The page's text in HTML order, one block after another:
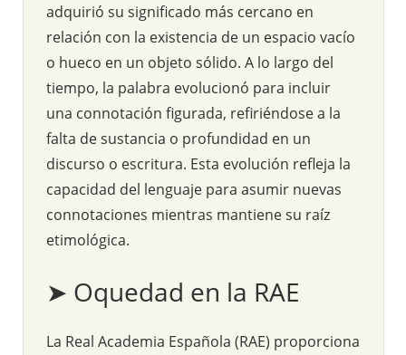
adquirió su significado más cercano en
relación con la existencia de un espacio vacío
o hueco en un objeto sólido. A lo largo del
tiempo, la palabra evolucionó para incluir
una connotación figurada, refiriéndose a la
falta de sustancia o profundidad en un
discurso o escritura. Esta evolución refleja la
capacidad del lenguaje para asumir nuevas
connotaciones mientras mantiene su raíz
etimológica.
➤ Oquedad en la RAE
La Real Academia Española (RAE) proporciona